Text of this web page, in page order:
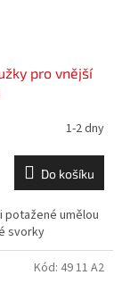
pro vnější
1-2 dny
Do košíku
umělou
svorky
Kód: 49 11 A2